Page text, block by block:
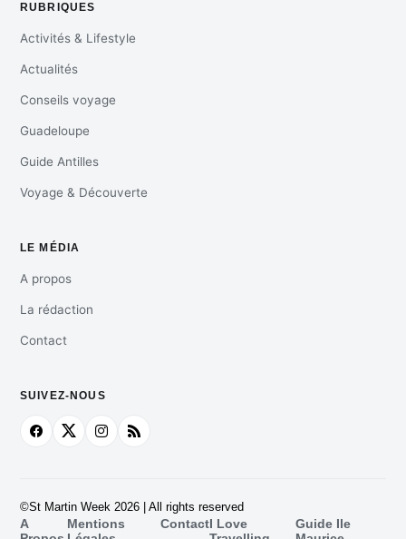
RUBRIQUES
Activités & Lifestyle
Actualités
Conseils voyage
Guadeloupe
Guide Antilles
Voyage & Découverte
LE MÉDIA
A propos
La rédaction
Contact
SUIVEZ-NOUS
©St Martin Week 2026 | All rights reserved
A
Mentions
ContactI Love
Guide Ile